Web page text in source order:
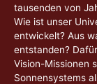
tausenden von
Wie ist unser
entwickelt? Aus
entstanden?
Vision-Missionen
Sonnensystems